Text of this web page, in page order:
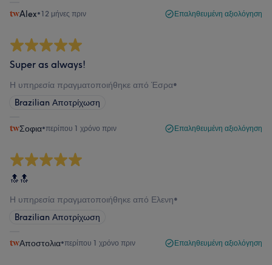
Alex•12 μήνες πριν Επαληθευμένη αξιολόγηση
Super as always!
Η υπηρεσία πραγματοποιήθηκε από Έσρα•
Brazilian Αποτρίχωση
Σοφια•περίπου 1 χρόνο πριν Επαληθευμένη αξιολόγηση
🔝🔝
Η υπηρεσία πραγματοποιήθηκε από Ελενη•
Brazilian Αποτρίχωση
Αποστολια•περίπου 1 χρόνο πριν Επαληθευμένη αξιολόγηση